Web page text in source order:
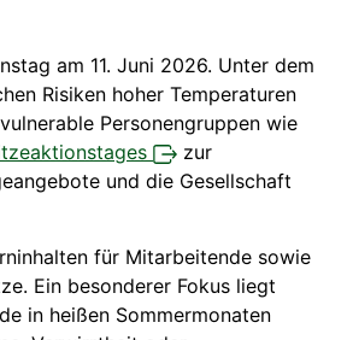
am 11. Juni 2026. Unter dem
Risiken hoher Temperaturen
Personengruppen wie
zur
und die Gesellschaft
für Mitarbeitende sowie
Ein besonderer Fokus liegt
in heißen Sommermonaten